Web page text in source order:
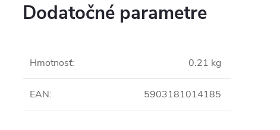
Dodatočné parametre
Hmotnosť: 0.21 kg
EAN: 5903181014185